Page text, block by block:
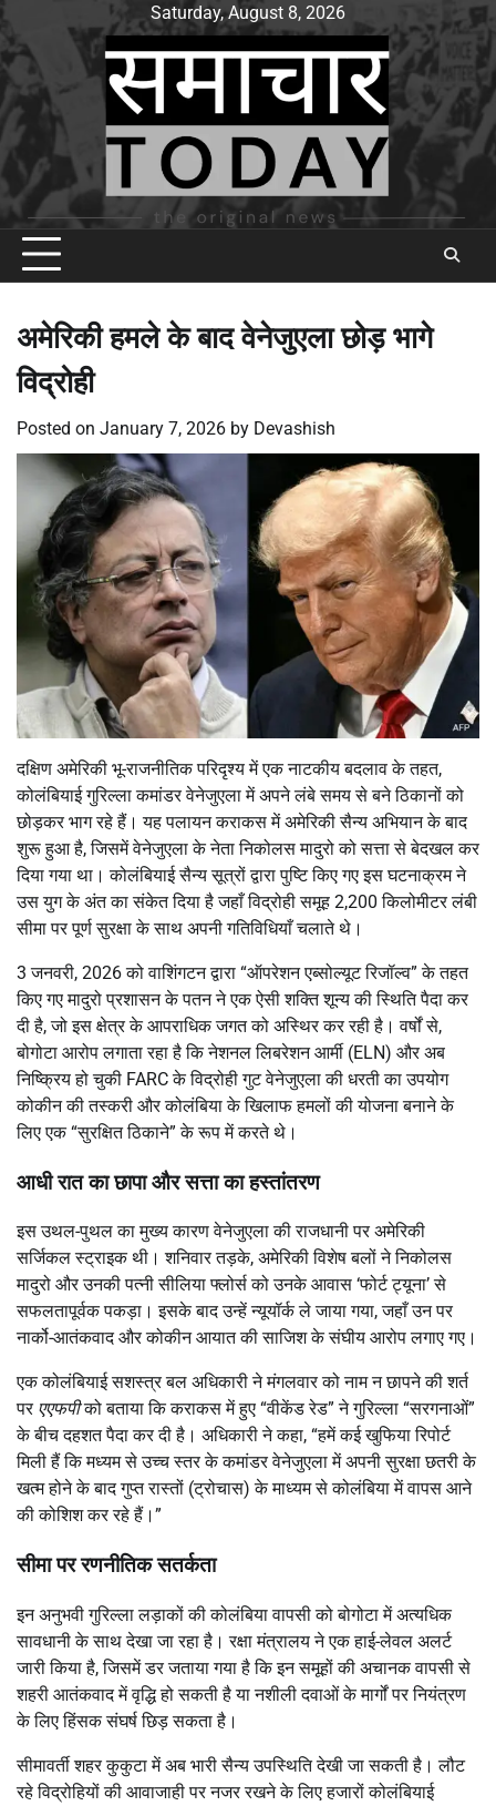
Skip
to
content
Saturday, August 8, 2026
अमेरिकी हमले के बाद वेनेजुएला छोड़ भागे
विद्रोही
Posted on January 7, 2026 by Devashish
दक्षिण अमेरिकी भू-राजनीतिक परिदृश्य में एक नाटकीय बदलाव के तहत,
कोलंबियाई गुरिल्ला कमांडर वेनेजुएला में अपने लंबे समय से बने ठिकानों को
छोड़कर भाग रहे हैं। यह पलायन कराकस में अमेरिकी सैन्य अभियान के बाद
शुरू हुआ है, जिसमें वेनेजुएला के नेता निकोलस मादुरो को सत्ता से बेदखल कर
दिया गया था। कोलंबियाई सैन्य सूत्रों द्वारा पुष्टि किए गए इस घटनाक्रम ने
उस युग के अंत का संकेत दिया है जहाँ विद्रोही समूह 2,200 किलोमीटर लंबी
सीमा पर पूर्ण सुरक्षा के साथ अपनी गतिविधियाँ चलाते थे।
3 जनवरी, 2026 को वाशिंगटन द्वारा “ऑपरेशन एब्सोल्यूट रिजॉल्व” के तहत
किए गए मादुरो प्रशासन के पतन ने एक ऐसी शक्ति शून्य की स्थिति पैदा कर
दी है, जो इस क्षेत्र के आपराधिक जगत को अस्थिर कर रही है।वर्षों से,
बोगोटा आरोप लगाता रहा है किनेशनल लिबरेशन आर्मी (ELN) और अब
निष्क्रिय हो चुकी FARCके विद्रोही गुट वेनेजुएला की धरती का उपयोग
कोकीन की तस्करी और कोलंबिया के खिलाफ हमलों की योजना बनाने के
लिए एक “सुरक्षित ठिकाने” के रूप में करते थे।
आधी रात का छापा और सत्ता का हस्तांतरण
इस उथल-पुथल का मुख्य कारण वेनेजुएला की राजधानी पर अमेरिकी
सर्जिकल स्ट्राइक थी। शनिवार तड़के, अमेरिकी विशेष बलों ने निकोलस
मादुरो और उनकी पत्नी सीलिया फ्लोर्स को उनके आवास ‘फोर्ट ट्यूना’ से
सफलतापूर्वक पकड़ा। इसके बाद उन्हें न्यूयॉर्क ले जाया गया, जहाँ उन पर
नार्को-आतंकवाद और कोकीन आयात की साजिश के संघीय आरोप लगाए गए।
एक कोलंबियाई सशस्त्र बल अधिकारी ने मंगलवार को नाम न छापने की शर्त
पर एएफपीको बताया कि कराकस में हुए “वीकेंड रेड” ने गुरिल्ला “सरगनाओं”
के बीच दहशत पैदा कर दी है। अधिकारी ने कहा, “हमें कई खुफिया रिपोर्ट
मिली हैं कि मध्यम से उच्च स्तर के कमांडर वेनेजुएला में अपनी सुरक्षा छतरी के
खत्म होने के बाद गुप्त रास्तों (ट्रोचास) के माध्यम से कोलंबिया में वापस आने
की कोशिश कर रहे हैं।”
सीमा पर रणनीतिक सतर्कता
इन अनुभवी गुरिल्ला लड़ाकों की कोलंबिया वापसी को बोगोटा में अत्यधिक
सावधानी के साथ देखा जा रहा है। रक्षा मंत्रालय ने एक हाई-लेवल अलर्ट
जारी किया है, जिसमें डर जताया गया है कि इन समूहों की अचानक वापसी से
शहरी आतंकवाद में वृद्धि हो सकती है या नशीली दवाओं के मार्गों पर नियंत्रण
के लिए हिंसक संघर्ष छिड़ सकता है।
सीमावर्ती शहर कुकुटा में अब भारी सैन्य उपस्थिति देखी जा सकती है। लौट
रहे विद्रोहियों की आवाजाही पर नजर रखने के लिए हजारों कोलंबियाई